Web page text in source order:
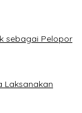
sebagai Pelopor
Laksanakan